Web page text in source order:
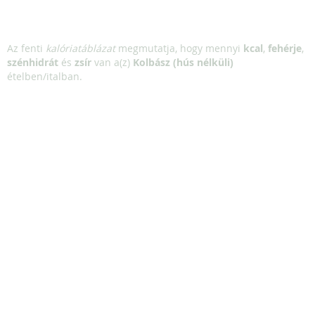
Az fenti kalóriatáblázatmegmutatja, hogy mennyi kcal, fehérje,
szénhidrát és zsír van a(z) Kolbász (hús nélküli)
ételben/italban.